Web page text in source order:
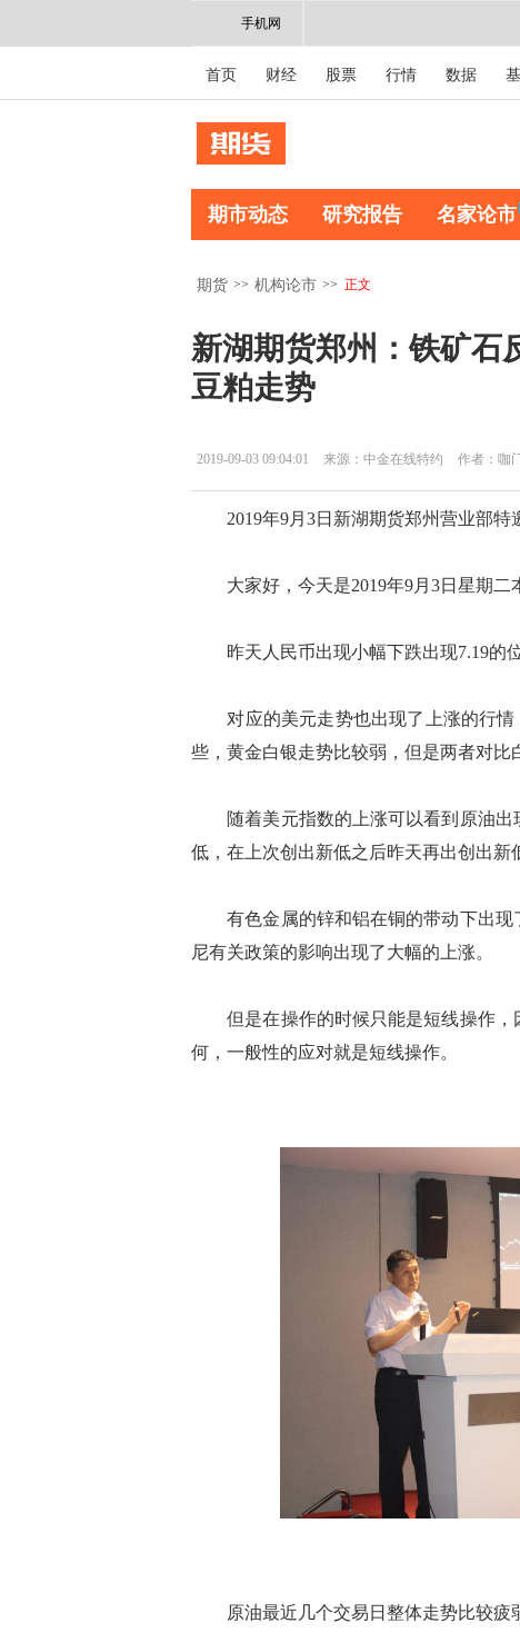
手机网
首页 财经 股票 行情 数据
期市动态 研究报告 名家论市
期货 >> 机构论市 >> 正文
新湖期货郑州：铁矿石
豆粕走势
2019-09-03 09:04:01 来源：中金在线特约 作者：咖
2019年9月3日新湖期货郑州营业部特
大家好，今天是2019年9月3日星期二
昨天人民币出现小幅下跌出现7.19的位
对应的美元走势也出现了上涨的行情
些，黄金白银走势比较弱，但是两者对比
随着美元指数的上涨可以看到原油出
低，在上次创出新低之后昨天再出创出新
有色金属的锌和铝在铜的带动下出现
尼有关政策的影响出现了大幅的上涨。
但是在操作的时候只能是短线操作，
何，一般性的应对就是短线操作。
原油最近几个交易日整体走势比较疲